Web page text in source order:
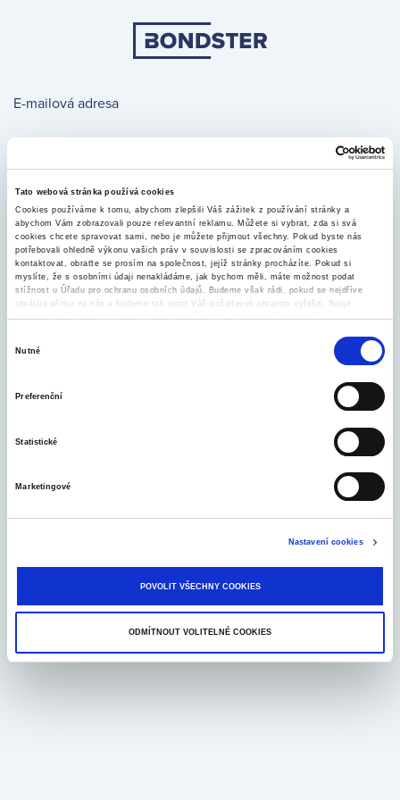
Tato webová stránka používá cookies
Cookies používáme k tomu, abychom zlepšili Váš zážitek z používání stránky a
abychom Vám zobrazovali pouze relevantní reklamu. Můžete si vybrat, zda si svá
cookies chcete spravovat sami, nebo je můžete přijmout všechny. Pokud byste nás
potřebovali ohledně výkonu vašich práv v souvislosti se zpracováním cookies
kontaktovat, obraťte se prosím na společnost, jejíž stránky procházíte. Pokud si
myslíte, že s osobními údaji nenakládáme, jak bychom měli, máte možnost podat
stížnost u Úřadu pro ochranu osobních údajů. Budeme však rádi, pokud se nejdříve
obrátíte přímo na nás a budeme tak moct Váš požadavek obratem vyřešit. Svoje
nastavení můžete kdykoliv změnit v zápatí stránky „Nastavení cookies“.
Nutné
Preferenční
Statistické
Marketingové
Nastavení cookies
POVOLIT VŠECHNY COOKIES
ODMÍTNOUT VOLITELNÉ COOKIES
E-mailová adresa
ZAPOMNĚLI JSTE HESLO?
PŘIHLÁSIT
Copyright © 2017-2026 Bondster Marketplace
info@bondster.com